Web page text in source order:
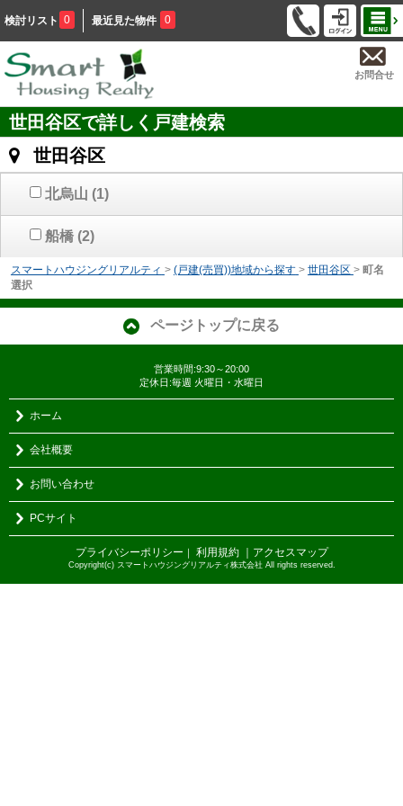
検討リスト 0 最近見た物件 0
お問合せ
世田谷区で詳しく戸建検索
世田谷区
北烏山 (1)
船橋 (2)
スマートハウジングリアルティ > (戸建(売買))地域から探す > 世田谷区 > 町名
選択
ページトップに戻る
営業時間:9:30～20:00
定休日:毎週 火曜日・水曜日
ホーム
会社概要
お問い合わせ
PCサイト
プライバシーポリシー 利用規約 ｜アクセスマップ
Copyright(c) スマートハウジングリアルティ株式会社 All rights reserved.